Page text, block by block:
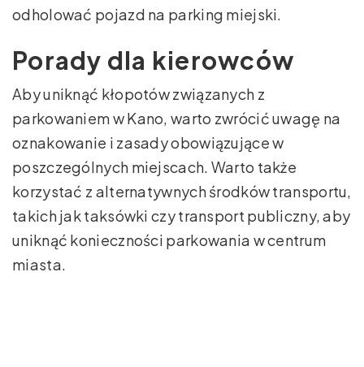
odholować pojazd na parking miejski.
Porady dla kierowców
Aby uniknąć kłopotów związanych z
parkowaniem w Kano, warto zwrócić uwagę na
oznakowanie i zasady obowiązujące w
poszczególnych miejscach. Warto także
korzystać z alternatywnych środków transportu,
takich jak taksówki czy transport publiczny, aby
uniknąć konieczności parkowania w centrum
miasta.